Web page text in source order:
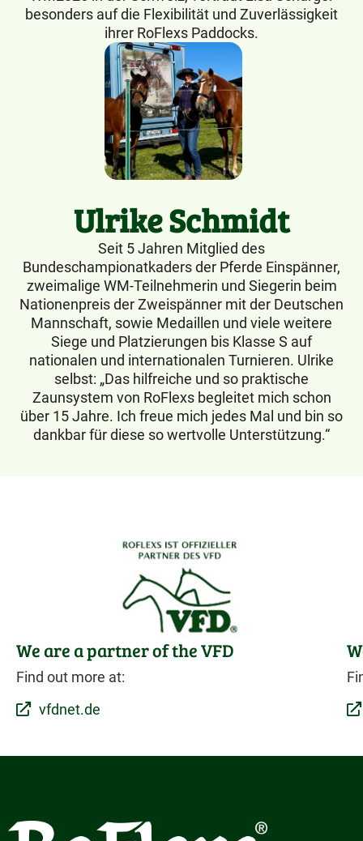
besonders auf die Flexibilität und Zuverlässigkeit
ihrer RoFlexs Paddocks.
Seit 5 Jahren Mitglied des
Bundeschampionatkaders der Pferde Einspänner,
zweimalige WM-Teilnehmerin und Siegerin beim
Nationenpreis der Zweispänner mit der Deutschen
Mannschaft, sowie Medaillen und viele weitere
Siege und Platzierungen bis Klasse S auf
nationalen und internationalen Turnieren. Ulrike
selbst: „Das hilfreiche und so praktische
Zaunsystem von RoFlexs begleitet mich schon
über 15 Jahre. Ich freue mich jedes Mal und bin so
dankbar für diese so wertvolle Unterstützung.“
Ulrike Schmidt
We are a partner of the VFD
Find out more at:
vfdnet.de